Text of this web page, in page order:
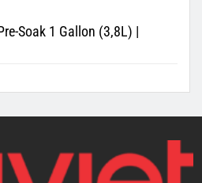
Soak 1 Gallon (3,8L) |